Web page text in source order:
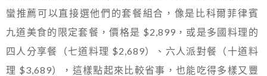
蠻推薦可以直接選他們的套餐組合，像是比科爾菲律賓
九道美食的限定套餐，價格是 $2,899，或是多國料理的
四人分享餐（七道料理 $2,689）、六人派對餐（十道料
理 $3,689），這樣點起來比較省事，也能吃得多樣又豐